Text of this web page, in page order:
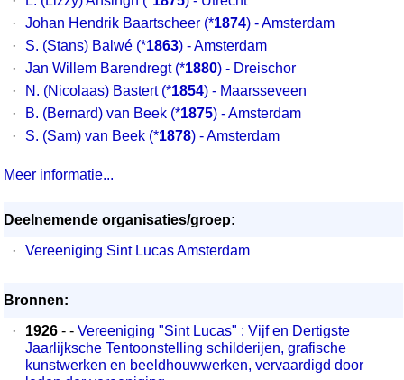
·
Johan Hendrik Baartscheer (*1874) - Amsterdam
·
S. (Stans) Balwé (*1863) - Amsterdam
·
Jan Willem Barendregt (*1880) - Dreischor
·
N. (Nicolaas) Bastert (*1854) - Maarsseveen
·
B. (Bernard) van Beek (*1875) - Amsterdam
·
S. (Sam) van Beek (*1878) - Amsterdam
Meer informatie...
Deelnemende organisaties/groep:
·
Vereeniging Sint Lucas Amsterdam
Bronnen:
·
1926 - - Vereeniging "Sint Lucas" : Vijf en Dertigste
Jaarlijksche Tentoonstelling schilderijen, grafische
kunstwerken en beeldhouwwerken, vervaardigd door